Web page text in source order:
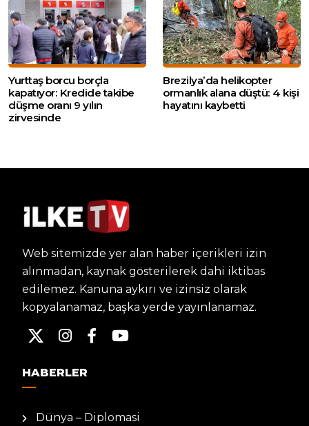
Yurttaş borcu borçla
kapatıyor: Kredide takibe
düşme oranı 9 yılın
zirvesinde
Brezilya’da helikopter
ormanlık alana düştü: 4 kişi
hayatını kaybetti
Web sitemizde yer alan haber içerikleri izin
alınmadan, kaynak gösterilerek dahi iktibas
edilemez. Kanuna aykırı ve izinsiz olarak
kopyalanamaz, başka yerde yayınlanamaz.
HABERLER
Dünya – Diplomasi